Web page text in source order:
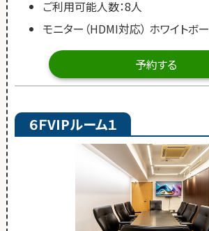
ご利用可能人数：8人
モニター（HDMI対応） ホワイトボ
予約する
６ＦVIPルーム１